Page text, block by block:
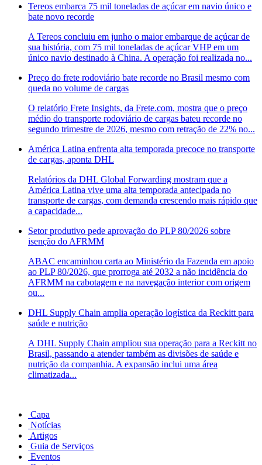
Tereos embarca 75 mil toneladas de açúcar em navio único e
bate novo recorde
A Tereos concluiu em junho o maior embarque de açúcar de
sua história, com 75 mil toneladas de açúcar VHP em um
único navio destinado à China. A operação foi realizada no...
Preço do frete rodoviário bate recorde no Brasil mesmo com
queda no volume de cargas
O relatório Frete Insights, da Frete.com, mostra que o preço
médio do transporte rodoviário de cargas bateu recorde no
segundo trimestre de 2026, mesmo com retração de 22% no...
América Latina enfrenta alta temporada precoce no transporte
de cargas, aponta DHL
Relatórios da DHL Global Forwarding mostram que a
América Latina vive uma alta temporada antecipada no
transporte de cargas, com demanda crescendo mais rápido que
a capacidade...
Setor produtivo pede aprovação do PLP 80/2026 sobre
isenção do AFRMM
ABAC encaminhou carta ao Ministério da Fazenda em apoio
ao PLP 80/2026, que prorroga até 2032 a não incidência do
AFRMM na cabotagem e na navegação interior com origem
ou...
DHL Supply Chain amplia operação logística da Reckitt para
saúde e nutrição
A DHL Supply Chain ampliou sua operação para a Reckitt no
Brasil, passando a atender também as divisões de saúde e
nutrição da companhia. A expansão inclui uma área
climatizada...
Capa
Notícias
Artigos
Guia de Serviços
Eventos